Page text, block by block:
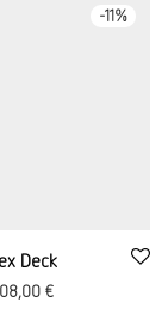
-11%
Deck
€